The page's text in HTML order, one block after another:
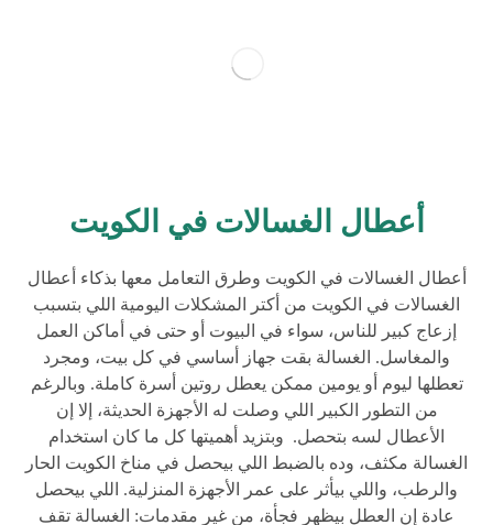
أعطال الغسالات في الكويت
أعطال الغسالات في الكويت وطرق التعامل معها بذكاء أعطال
الغسالات في الكويت من أكتر المشكلات اليومية اللي بتسبب
إزعاج كبير للناس، سواء في البيوت أو حتى في أماكن العمل
والمغاسل. الغسالة بقت جهاز أساسي في كل بيت، ومجرد
تعطلها ليوم أو يومين ممكن يعطل روتين أسرة كاملة. وبالرغم
من التطور الكبير اللي وصلت له الأجهزة الحديثة، إلا إن
الأعطال لسه بتحصل. وبتزيد أهميتها كل ما كان استخدام
الغسالة مكثف، وده بالضبط اللي بيحصل في مناخ الكويت الحار
والرطب، واللي بيأثر على عمر الأجهزة المنزلية. اللي بيحصل
عادة إن العطل بيظهر فجأة، من غير مقدمات: الغسالة تقف